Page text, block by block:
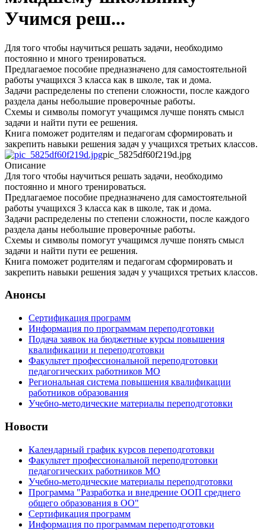
Учимся реш...
Для того чтобы научиться решать задачи, необходимо
постоянно и много тренироваться.
Предлагаемое пособие предназначено для самостоятельной
работы учащихся 3 класса как в школе, так и дома.
Задачи распределены по степени сложности, после каждого
раздела даны небольшие проверочные работы.
Схемы и символы помогут учащимся лучше понять смысл
задачи и найти пути ее решения.
Книга поможет родителям и педагогам сформировать и
закрепить навыки решения задач у учащихся третьих классов.
pic_5825df60f219d.jpg
Описание
Для того чтобы научиться решать задачи, необходимо
постоянно и много тренироваться.
Предлагаемое пособие предназначено для самостоятельной
работы учащихся 3 класса как в школе, так и дома.
Задачи распределены по степени сложности, после каждого
раздела даны небольшие проверочные работы.
Схемы и символы помогут учащимся лучше понять смысл
задачи и найти пути ее решения.
Книга поможет родителям и педагогам сформировать и
закрепить навыки решения задач у учащихся третьих классов.
Анонсы
Сертификация программ
Информация по программам переподготовки
Подача заявок на бюджетные курсы повышения
квалификации и переподготовки
Факультет профессиональной переподготовки
педагогических работников МО
Региональная система повышения квалификации
работников образования
Учебно-методические материалы переподготовки
Новости
Календарный график курсов переподготовки
Факультет профессиональной переподготовки
педагогических работников МО
Учебно-методические материалы переподготовки
Программа "Разработка и внедрение ООП среднего
общего образования в ОО"
Сертификация программ
Информация по программам переподготовки